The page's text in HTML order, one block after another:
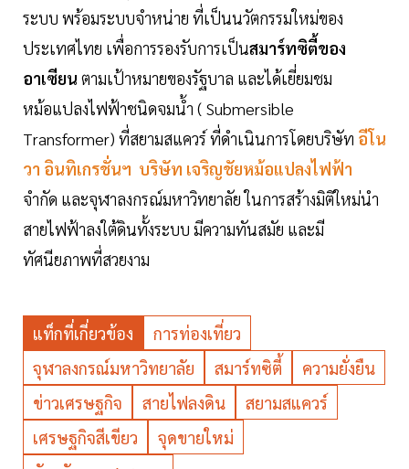
ระบบ พร้อมระบบจำหน่าย ที่เป็นนวัตกรรมใหม่ของ
ประเทศไทย เพื่อการรองรับการเป็นสมาร์ทซิตี้ของ
อาเซียน ตามเป้าหมายของรัฐบาล และได้เยี่ยมชม
หม้อแปลงไฟฟ้าชนิดจมน้ำ ( Submersible
Transformer) ที่สยามสแควร์ ที่ดำเนินการโดยบริษัท อีโน
วา อินทิเกรชั่นฯ บริษัท เจริญชัยหม้อแปลงไฟฟ้า
จำกัด และจุฬาลงกรณ์มหาวิทยาลัย ในการสร้างมิติใหม่นำ
สายไฟฟ้าลงใต้ดินทั้งระบบ มีความทันสมัย และมี
ทัศนียภาพที่สวยงาม
แท็กที่เกี่ยวข้อง
การท่องเที่ยว
จุฬาลงกรณ์มหาวิทยาลัย
สมาร์ทซิตี้
ความยั่งยืน
ข่าวเศรษฐกิจ
สายไฟลงดิน
สยามสแควร์
เศรษฐกิจสีเขียว
จุดขายใหม่